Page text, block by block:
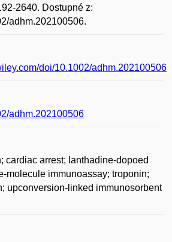
2640. Dostupné z:
adhm.202100506.
doi/10.1002/adhm.202100506
adhm.202100506
cardiac arrest; lanthadine-dopoed
molecule immunoassay; troponin;
upconversion-linked immunosorbent